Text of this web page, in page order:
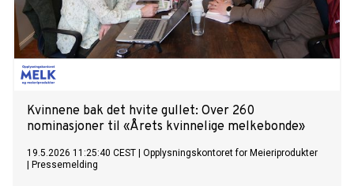
Kvinnene bak det hvite gullet: Over 260
nominasjoner til «Årets kvinnelige melkebonde»
19.5.2026 11:25:40 CEST
Opplysningskontoret for Meieriprodukter
Pressemelding